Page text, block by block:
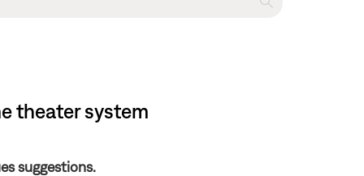
theater system
suggestions.